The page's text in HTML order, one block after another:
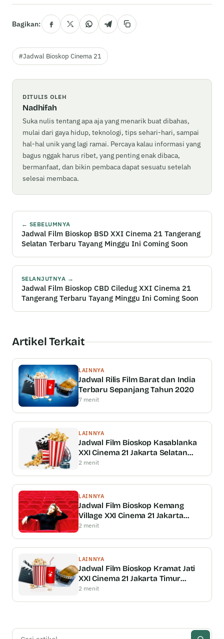
Bagikan:
#Jadwal Bioskop Cinema 21
DITULIS OLEH
Nadhifah
Suka nulis tentang apa aja yang menarik buat dibahas,
mulai dari gaya hidup, teknologi, tips sehari-hari, sampai
hal-hal unik yang lagi ramai. Percaya kalau informasi yang
bagus nggak harus ribet, yang penting enak dibaca,
bermanfaat, dan bikin pembaca dapat sesuatu setelah
selesai membaca.
← SEBELUMNYA
Jadwal Film Bioskop BSD XXI Cinema 21 Tangerang
Selatan Terbaru Tayang Minggu Ini Coming Soon
SELANJUTNYA →
Jadwal Film Bioskop CBD Ciledug XXI Cinema 21
Tangerang Terbaru Tayang Minggu Ini Coming Soon
Artikel Terkait
LAINNYA
Jadwal Rilis Film Barat dan India
Terbaru Sepanjang Tahun 2020
7 menit
LAINNYA
Jadwal Film Bioskop Kasablanka
XXI Cinema 21 Jakarta Selatan
Terbaru Tayang Minggu Ini Coming
2 menit
LAINNYA
Jadwal Film Bioskop Kemang
Village XXI Cinema 21 Jakarta
Selatan Terbaru Tayang Minggu Ini
2 menit
LAINNYA
Jadwal Film Bioskop Kramat Jati
XXI Cinema 21 Jakarta Timur
Terbaru Tayang Minggu Ini Coming
2 menit
Cari